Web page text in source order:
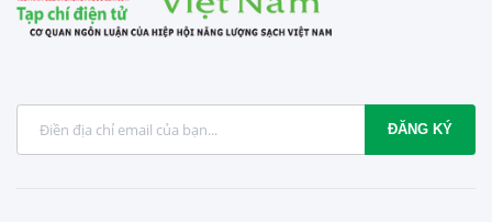
ĐĂNG KÝ